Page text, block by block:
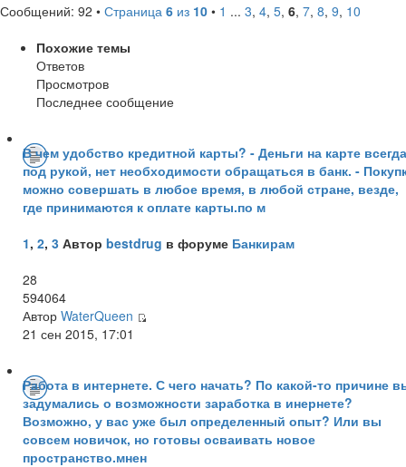
Сообщений: 92 • Страница 6 из 10 • 1 ... 3, 4, 5, 6, 7, 8, 9, 10
Похожие темы
Ответов
Просмотров
Последнее сообщение
В чем удобство кредитной карты? - Деньги на карте всегда
под рукой, нет необходимости обращаться в банк. -
можно совершать в любое время, в любой стране, везде,
где принимаются к оплате карты.по м
1, 2, 3 Автор bestdrug в форуме Банкирам
28
594064
Автор WaterQueen
21 сен 2015, 17:01
Работа в интернете. С чего начать? По какой-то причине
задумались о возможности заработка в инернете?
Возможно, у вас уже был определенный опыт? Или вы
совсем новичок, но готовы осваивать новое
пространство.мнен